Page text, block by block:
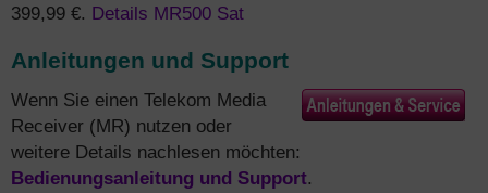
399,99 €. Details MR500 Sat
Anleitungen und Support
Wenn Sie einen Telekom Media
Receiver (MR) nutzen oder
weitere Details nachlesen möchten:
Bedienungsanleitung und Support.